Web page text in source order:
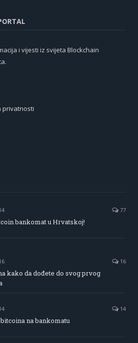
i vijesti iz svijeta Blockchain
privatnosti
77
bankomat u Hrvatskoj!
16
kako da dođete do svog prvog
14
na bankomatu